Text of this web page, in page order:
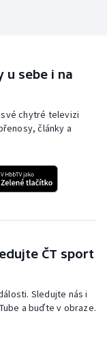
sebe i na
své chytré televizi
články a
ČT sport
Sledujte nás i
a buďte v obraze.